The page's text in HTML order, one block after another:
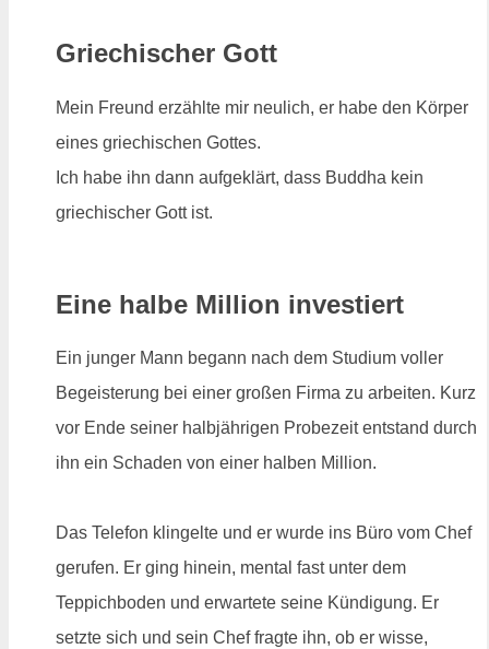
Griechischer Gott
Mein Freund erzählte mir neulich, er habe den Körper
eines griechischen Gottes.
Ich habe ihn dann aufgeklärt, dass Buddha kein
griechischer Gott ist.
Eine halbe Million investiert
Ein junger Mann begann nach dem Studium voller
Begeisterung bei einer großen Firma zu arbeiten. Kurz
vor Ende seiner halbjährigen Probezeit entstand durch
ihn ein Schaden von einer halben Million.
Das Telefon klingelte und er wurde ins Büro vom Chef
gerufen. Er ging hinein, mental fast unter dem
Teppichboden und erwartete seine Kündigung. Er
setzte sich und sein Chef fragte ihn, ob er wisse,